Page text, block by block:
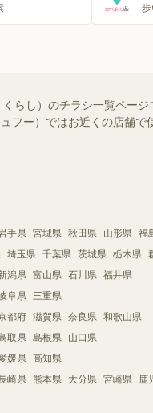
くらし）のチラシ一覧ペー
フー）ではお近くの店舗で
手県 宮城県 秋田県 山形県 福
埼玉県 千葉県 茨城県 栃木県
潟県 富山県 石川県 福井県
阜県 三重県
都府 滋賀県 奈良県 和歌山県
取県 島根県 山口県
媛県 高知県
崎県 熊本県 大分県 宮崎県 鹿